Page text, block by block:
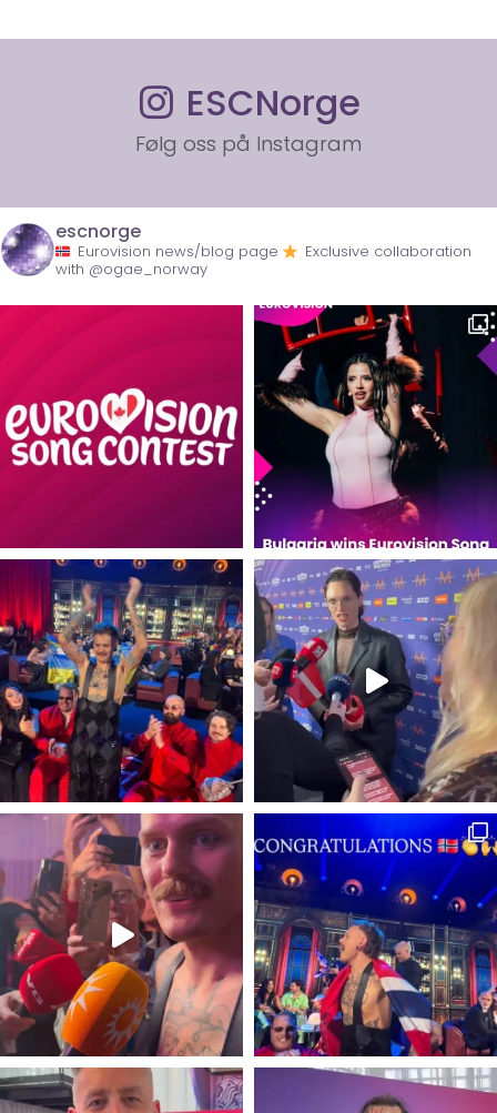
ESCNorge
Følg oss på Instagram
escnorge
Eurovision news/blog page
Exclusive collaboration
with @ogae_norway